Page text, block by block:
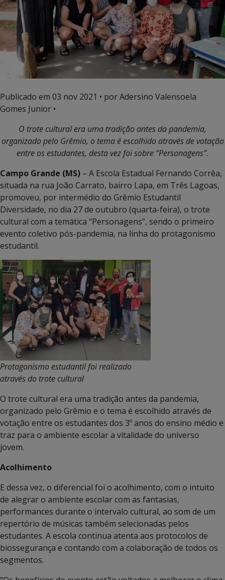
Publicado em 03 nov 2021 • por Adersino Valensoela
Gomes Junior •
O trote cultural era uma tradição antes da pandemia,
organizado pelo Grêmio, o tema é escolhido através de votação
entre os estudantes, desta vez foi sobre “Personagens”.
Campo Grande (MS) – A Escola Estadual Fernando Corrêa,
situada na rua João Carrato, bairro Lapa, em Três Lagoas,
promoveu, por intermédio do Grêmio Estudantil
Diversidade, no dia 27 de outubro (quarta-feira), o trote
cultural com a temática “Personagens”, sendo o primeiro
evento coletivo pós-pandemia, na linha do protagonismo
estudantil.
Protagonismo estudantil foi realizado
através do trote cultural
O trote cultural era uma tradição antes da pandemia,
organizado pelo Grêmio e o tema é escolhido através de
votação entre os estudantes dos 3º anos do ensino médio e
traz para o ambiente escolar a vitalidade do universo
jovem.
Acolhimento
E dessa vez, o diferencial foi o acolhimento, com o intuito
de alegrar o ambiente escolar com as fantasias,
performances durante o intervalo cultural, ao som de um
repertório de músicas também selecionadas pelos
estudantes. A escola continua atenta aos protocolos de
biossegurança e contando com a colaboração de todos os
segmentos.